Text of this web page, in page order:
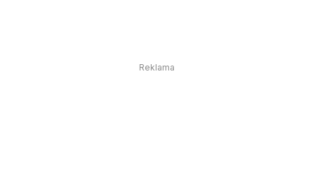
Reklama